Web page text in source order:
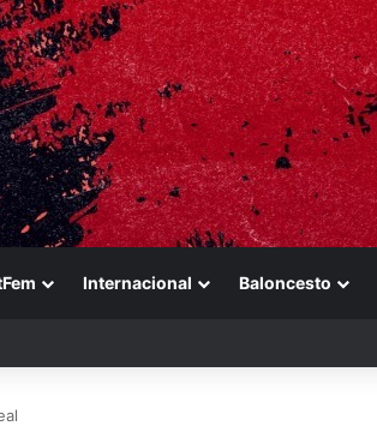
Internacional Baloncesto